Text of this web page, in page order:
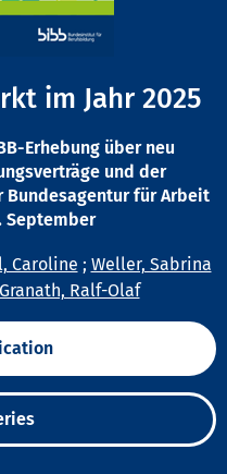
im Jahr 2025
Erhebung über neu
und der
für Arbeit
September
Caroline ; Weller, Sabrina
Granath, Ralf-Olaf